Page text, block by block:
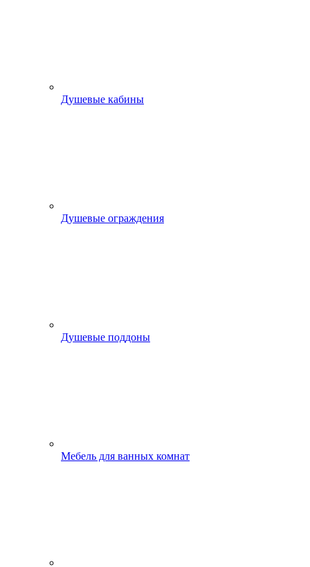
Душевые кабины
Душевые ограждения
Душевые поддоны
Мебель для ванных комнат